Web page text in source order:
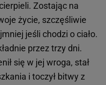
Zostając na
życie, szczęśliwie
jeśli chodzi o ciało.
przez trzy dni.
się w jej wroga, stał
i toczył bitwy z